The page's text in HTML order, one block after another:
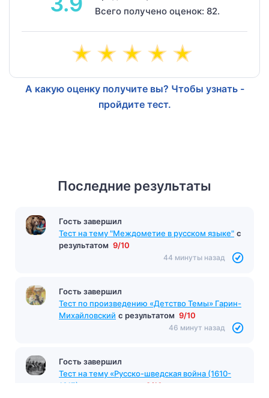
Всего получено оценок: 82.
А какую оценку получите вы? Чтобы узнать -
пройдите тест.
Последние результаты
Гость завершил
Тест на тему "Междометие в русском языке" с
результатом 9/10
44 минуты назад
Гость завершил
Тест по произведению «Детство Темы» Гарин-
Михайловский с результатом 9/10
46 минут назад
Гость завершил
Тест на тему «Русско-шведская война (1610-
1617)»
9/10